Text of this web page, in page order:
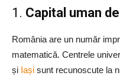
1. Capital uman
România are un număr
matematică. Centrele
și Iași sunt recunoscute la